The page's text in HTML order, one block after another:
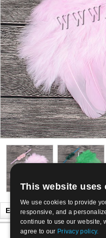
Es könnte Ihnen auch
Über
This website uses
We use cookies to provide
responsive, and a
continue to use our website,
agree to our Privacy policy.